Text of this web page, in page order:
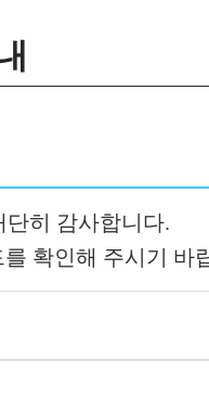
히 감사합니다.
확인해 주시기 바